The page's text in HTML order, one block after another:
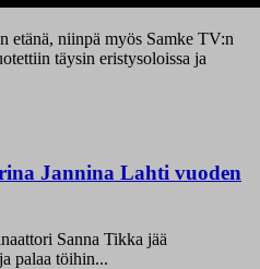
etänä, niinpä myös Samke TV:n
täysin eristysoloissa ja
Jannina Lahti vuoden
Sanna Tikka jää
palaa töihin...